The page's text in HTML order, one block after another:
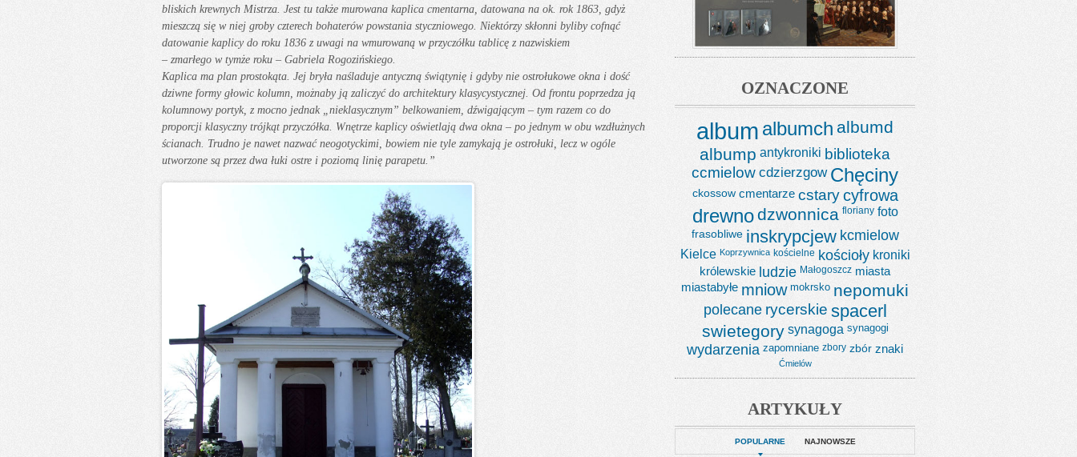
bliskich krewnych Mistrza. Jest tu także murowana kaplica cmentarna, datowana na ok. rok 1863, gdyż
mieszczą się w niej groby czterech bohaterów powstania styczniowego. Niektórzy skłonni byliby cofnąć
datowanie kaplicy do roku 1836 z uwagi na wmurowaną w przyczółku tablicę z nazwiskiem
– zmarłego w tymże roku – Gabriela Rogozińskiego.
Kaplica ma plan prostokąta. Jej bryła naśladuje antyczną świątynię i gdyby nie ostrołukowe okna i dość
dziwne formy głowic kolumn, możnaby ją zaliczyć do architektury klasycystycznej. Od frontu poprzedza ją
kolumnowy portyk, z mocno jednak „nieklasycznym” belkowaniem, dźwigającym – tym razem co do
proporcji klasyczny trójkąt przyczółka. Wnętrze kaplicy oświetlają dwa okna – po jednym w obu wzdłużnych
ścianach. Trudno je nawet nazwać neogotyckimi, bowiem nie tyle zamykają je ostrołuki, lecz w ogóle
utworzone są przez dwa łuki ostre i poziomą linię parapetu.”
OZNACZONE
album albumch albumd
albump antykroniki biblioteka
ccmielow cdzierzgow Chęciny
ckossow cmentarze cstary cyfrowa
drewnodzwonnica floriany foto
frasobliwe inskrypcjew kcmielow
Kielce Koprzywnica kościelne kościoły kroniki
królewskie ludzie Małogoszcz miasta
miastabyłe mniow mokrsko nepomuki
polecane rycerskie spacerl
swietegory synagoga synagogi
wydarzenia zapomniane zbory zbór znaki
Ćmielów
ARTYKUŁY
POPULARNE NAJNOWSZE